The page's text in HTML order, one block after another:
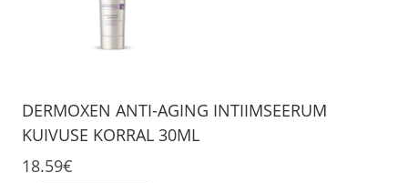
DERMOXEN ANTI-AGING INTIIMSEERUM
KUIVUSE KORRAL 30ML
18.59€